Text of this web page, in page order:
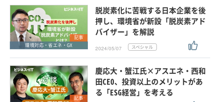
記事
環境対応・省エネ・GX
脱炭素化に苦戦する日本企業を後
押し、環境省が新設「脱炭素アド
バイザー」を解説
2024/05/07
記事
慶応大・蟹江氏×アスエネ・西和
田CEO、投資以上のメリットがあ
る「ESG経営」を考える